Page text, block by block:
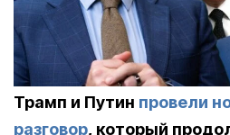
Трамп и Путин провели
разговор, который